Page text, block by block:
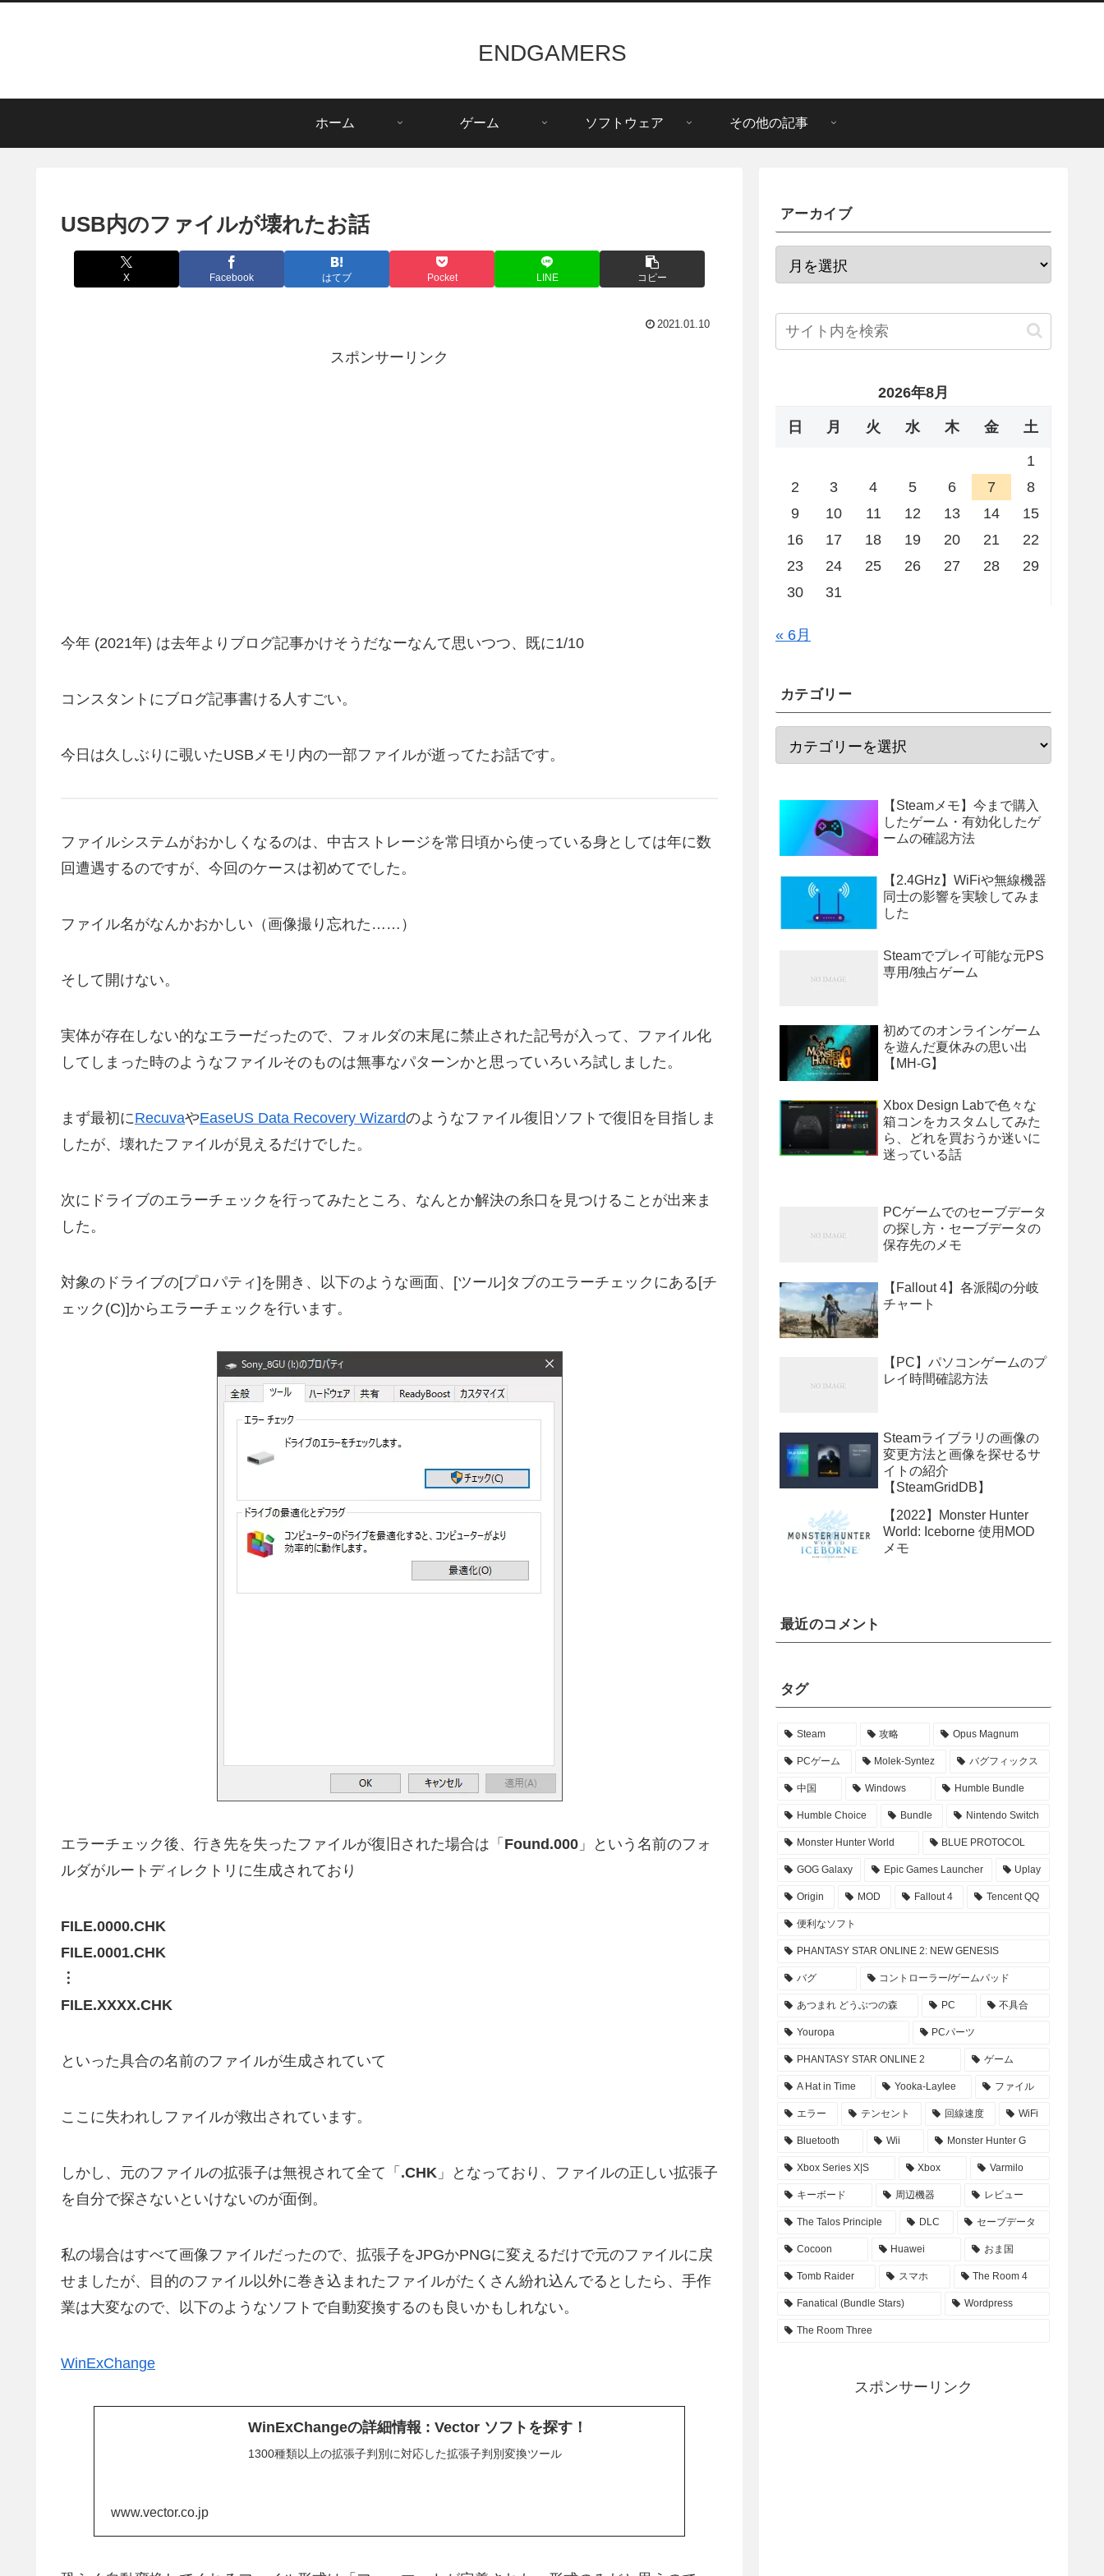
ENDGAMERS
ホーム ゲーム ソフトウェア その他の記事
USB内のファイルが壊れたお話
X Facebook はてブ Pocket LINE コピー
2021.01.10
スポンサーリンク
今年 (2021年) は去年よりブログ記事かけそうだなーなんて思いつつ、既に1/10
コンスタントにブログ記事書ける人すごい。
今日は久しぶりに覗いたUSBメモリ内の一部ファイルが逝ってたお話です。
ファイルシステムがおかしくなるのは、中古ストレージを常日頃から使っている身としては年に数
回遭遇するのですが、今回のケースは初めてでした。
ファイル名がなんかおかしい（画像撮り忘れた……）
そして開けない。
実体が存在しない的なエラーだったので、フォルダの末尾に禁止された記号が入って、ファイル化
してしまった時のようなファイルそのものは無事なパターンかと思っていろいろ試しました。
まず最初にRecuvaやEaseUS Data Recovery Wizardのようなファイル復旧ソフトで復旧を目指しま
したが、壊れたファイルが見えるだけでした。
次にドライブのエラーチェックを行ってみたところ、なんとか解決の糸口を見つけることが出来ま
した。
対象のドライブの[プロパティ]を開き、以下のような画面、[ツール]タブのエラーチェックにある[チ
ェック(C)]からエラーチェックを行います。
エラーチェック後、行き先を失ったファイルが復旧された場合は「 Found.000 」という名前のフォ
ルダがルートディレクトリに生成されており
FILE.0000.CHK
FILE.0001.CHK
︙
FILE.XXXX.CHK
といった具合の名前のファイルが生成されていて
ここに失われしファイルが救出されています。
しかし、元のファイルの拡張子は無視されて全て「 .CHK 」となっており、ファイルの正しい拡張子
を自分で探さないといけないのが面倒。
私の場合はすべて画像ファイルだったので、拡張子をJPGかPNGに変えるだけで元のファイルに戻
せましたが、目的のファイル以外に巻き込まれたファイルがたくさん紛れ込んでるとしたら、手作
業は大変なので、以下のようなソフトで自動変換するのも良いかもしれない。
WinExChange
WinExChangeの詳細情報 : Vector ソフトを探す！
1300種類以上の拡張子判別に対応した拡張子判別変換ツール
www.vector.co.jp
アーカイブ
2026年8月
日 月 火 水 木 金 土
1
2
3 4 5 6 7
8
9
10 11 12 13 14
15
16
17 18 19 20 21
22
23
24 25 26 27 28
29
30
31
« 6月
カテゴリー
【Steamメモ】今まで購入
したゲーム・有効化したゲ
ームの確認方法
【2.4GHz】WiFiや無線機器
同士の影響を実験してみま
した
Steamでプレイ可能な元PS
専用/独占ゲーム
初めてのオンラインゲーム
を遊んだ夏休みの思い出
【MH-G】
Xbox Design Labで色々な
箱コンをカスタムしてみた
ら、どれを買おうか迷いに
迷っている話
PCゲームでのセーブデータ
の探し方・セーブデータの
保存先のメモ
【Fallout 4】各派閥の分岐
チャート
【PC】パソコンゲームのプ
レイ時間確認方法
Steamライブラリの画像の
変更方法と画像を探せるサ
イトの紹介
【SteamGridDB】
【2022】Monster Hunter
World: Iceborne 使用MOD
メモ
最近のコメント
タグ
Steam 攻略 Opus Magnum
PCゲーム Molek-Syntez バグフィックス
中国 Windows Humble Bundle
Humble Choice Bundle Nintendo Switch
Monster Hunter World BLUE PROTOCOL
GOG Galaxy Epic Games Launcher Uplay
Origin MOD Fallout 4 Tencent QQ
便利なソフト
PHANTASY STAR ONLINE 2: NEW GENESIS
バグ コントローラー/ゲームパッド
あつまれ どうぶつの森 PC 不具合
Youropa PCパーツ
PHANTASY STAR ONLINE 2 ゲーム
A Hat in Time Yooka-Laylee ファイル
エラー テンセント 回線速度 WiFi
Bluetooth Wii Monster Hunter G
Xbox Series X|S Xbox Varmilo
キーボード 周辺機器 レビュー
The Talos Principle DLC セーブデータ
Cocoon Huawei おま国
Tomb Raider スマホ The Room 4
Fanatical (Bundle Stars) Wordpress
The Room Three
スポンサーリンク